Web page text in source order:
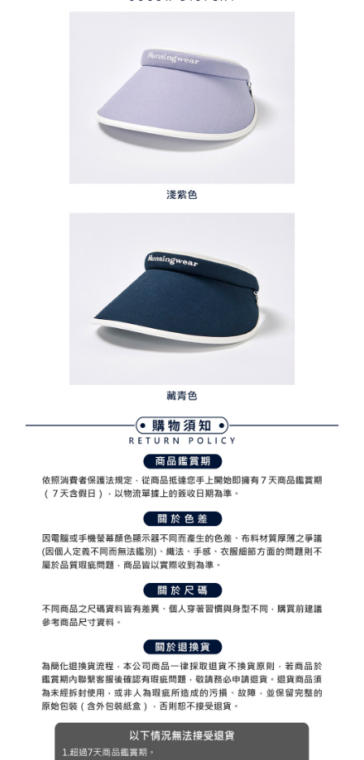
５．嚴禁一人註冊多個帳號或使用他人資訊註冊。若發現惡意使用之情形，
恩沛科技股份有限公司將有權停止該用戶之使用額度並採取法律行動。